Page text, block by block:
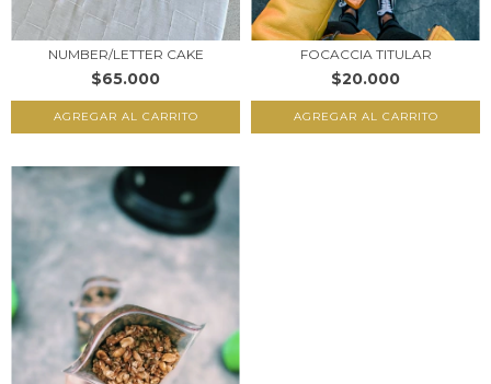
NUMBER/LETTER CAKE
$65.000
AGREGAR AL CARRITO
FOCACCIA TITULAR
$20.000
AGREGAR AL CARRITO